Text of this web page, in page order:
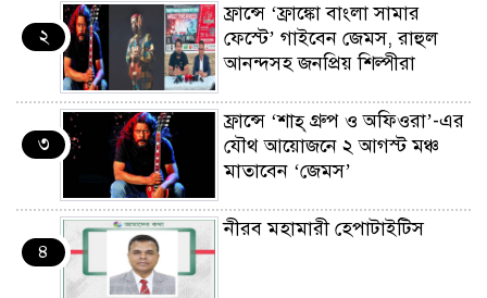
২
ফ্রান্সে ‘ফ্রাঙ্কো বাংলা সামার
ফেস্টে’ গাইবেন জেমস, রাহুল
আনন্দসহ জনপ্রিয় শিল্পীরা
৩
ফ্রান্সে ‘শাহ্ গ্রুপ ও অফিওরা’-এর
যৌথ আয়োজনে ২ আগস্ট মঞ্চ
মাতাবেন ‘জেমস’
৪
নীরব মহামারী হেপাটাইটিস